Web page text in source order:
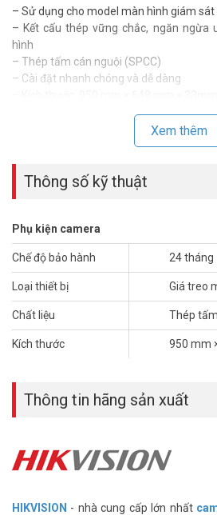
– Sử dụng cho model màn hình giám sát
– Kết cấu thép vững chắc, ngăn ngừa
hình
– Thép tấm cán nguội (SPCC)
– Cài đặt nhanh chóng và dễ dàng
– Trọng lượng: 4.5 ± 0.5 Kg
Đặt hàng Online ngay HIKVISION DS-
lòng liên hệ HOTLINE 1900.9259 để
Xem thêm
Thông số kỹ thuật
Phụ kiện camera
Chế độ bảo hành 24 tháng
Loại thiết bị Giá treo
Chất liệu Thép
Kích thước 950 mm
Thông tin hãng sản xuất
HIKVISION - nhà cung cấp lớn nhất